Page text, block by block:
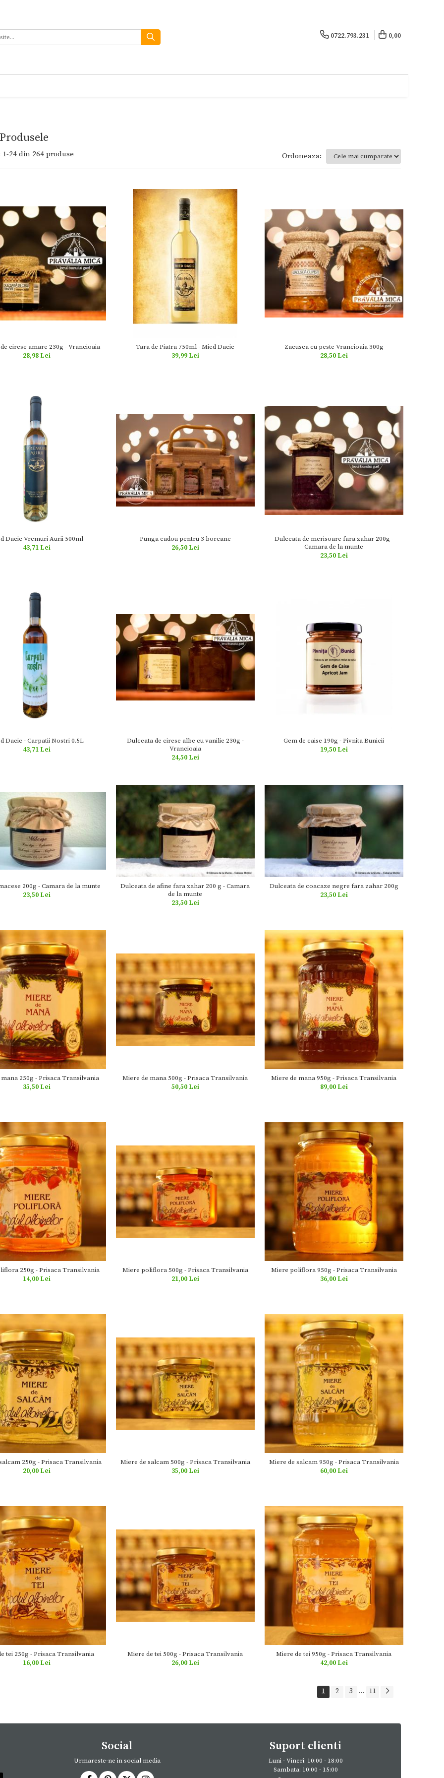
0722.793.231 0,00
1-24 din 264 produse Ordoneaza:
cirese amare 230g - Vrancioaia
28,98 Lei
Tara de Piatra 750ml - Mied Dacic
39,99 Lei
Zacusca cu peste Vrancioaia 300g
28,50 Lei
Dacic Vremuri Aurii 500ml
43,71 Lei
Punga cadou pentru 3 borcane
26,50 Lei
Dulceata de merisoare fara zahar 200g -
Camara de la munte
23,50 Lei
Dacic - Carpatii Nostri 0.5L
43,71 Lei
Dulceata de cirese albe cu vanilie 230g -
Vrancioaia
24,50 Lei
Gem de caise 190g - Pivnita Bunicii
19,50 Lei
200g - Camara de la munte
23,50 Lei
Dulceata de afine fara zahar 200 g - Camara
de la munte
23,50 Lei
Dulceata de coacaze negre fara zahar 200g
23,50 Lei
250g - Prisaca Transilvania
35,50 Lei
Miere de mana 500g - Prisaca Transilvania
50,50 Lei
Miere de mana 950g - Prisaca Transilvania
89,00 Lei
250g - Prisaca Transilvania
14,00 Lei
Miere poliflora 500g - Prisaca Transilvania
21,00 Lei
Miere poliflora 950g - Prisaca Transilvania
36,00 Lei
250g - Prisaca Transilvania
20,00 Lei
Miere de salcam 500g - Prisaca Transilvania
35,00 Lei
Miere de salcam 950g - Prisaca Transilvania
60,00 Lei
tei 250g - Prisaca Transilvania
16,00 Lei
Miere de tei 500g - Prisaca Transilvania
26,00 Lei
Miere de tei 950g - Prisaca Transilvania
42,00 Lei
1 2 3 ... 11
Social
Urmareste-ne in social media
Suport clienti
Luni - Vineri: 10:00 - 18:00
Sambata: 10:00 - 15:00